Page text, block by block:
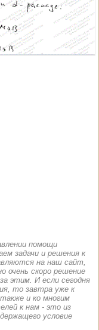
помощи
задачи и решения к
на наш сайт,
очень скоро решение
этим. И если сегодня
то завтра уже к
и ко многим
к нам - это из
условие